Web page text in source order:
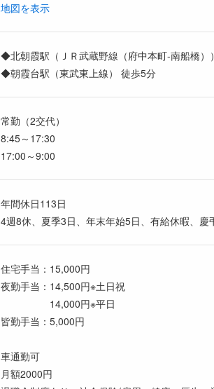
地図を表示
◆北朝霞駅（ＪＲ武蔵野線（府中本町-南船橋）
◆朝霞台駅（東武東上線） 徒歩5分
常勤（2交代）
8:45～17:30
17:00～9:00
年間休日113日
4週8休、夏季3日、年末年始5日、有給休暇、
住宅手当：15,000円
夜勤手当：14,500円※土日祝
14,000円※平日
皆勤手当：5,000円
車通勤可
月額2000円